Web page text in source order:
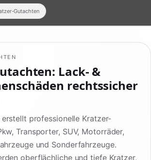
Lack- &
rechtssicher
professionelle Kratzer-
Transporter, SUV, Motorräder,
und Sonderfahrzeuge.
oberflächliche und tiefe Kratzer,
Gutachten